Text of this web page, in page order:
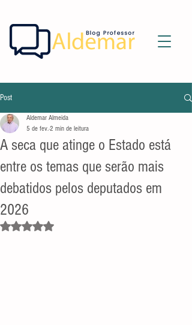
Post
A seca que atinge o Estado está
entre os temas que serão mais
debatidos pelos deputados em
2026
Aldemar Almeida
5 de fev.2 min de leitura
Avaliado com NaN de 5 estrelas.